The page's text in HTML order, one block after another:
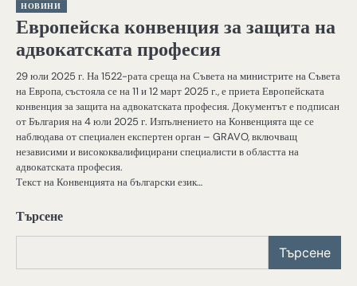
НОВИНИ
Европейска конвенция за защита на
адвокатската професия
29 юли 2025 г. На 1522-рата среща на Съвета на министрите на Съвета
на Европа, състояла се на 11 и 12 март 2025 г., е приета Европейската
конвенция за защита на адвокатската професия. Документът е подписан
от България на 4 юли 2025 г. Изпълнението на Конвенцията ще се
наблюдава от специален експертен орган – GRAVO, включващ
независими и висококвалифицирани специалисти в областта на
адвокатската професия.
Текст на Конвенцията на български език…
Търсене
Търсене